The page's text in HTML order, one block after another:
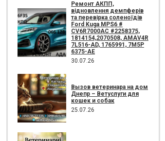
Ремонт АКПП,
відновлення демпферів
та перевірка соленоїдів
Ford Kuga MPS6 #
CV6R7000AC #2258375,
1814154,2070508, AMAV4R
7L516-AD, 1765991, 7M5P
6375-AE
30.07.26
Вызов ветеринара на дом
Днепр – Ветуслуги для
кошек и собак
25.07.26